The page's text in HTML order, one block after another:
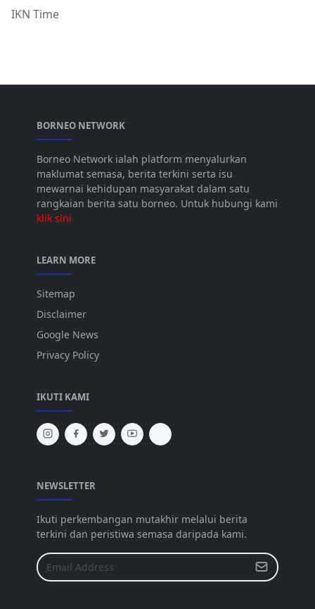
IKN Time
BORNEO NETWORK
Borneo Network ialah platform menyalurkan
maklumat semasa, berita terkini serta isu
mewarnai kehidupan masyarakat dalam satu
rangkaian berita satu borneo. Untuk hubungi kami
klik sini
LEARN MORE
Sitemap
Disclaimer
Google News
Privacy Policy
IKUTI KAMI
NEWSLETTER
Ikuti perkembangan mutakhir melalui berita
terkini dan peristiwa semasa daripada kami.